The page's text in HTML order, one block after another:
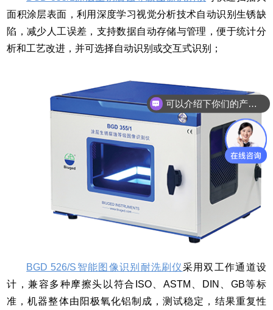
面积涂层表面，利用深度学习视觉分析技术自动识别生锈缺
陷，减少人工误差，支持数据自动存储与管理，便于统计分
析和工艺改进，并可选择自动识别或交互式识别；
BGD 526/S智能图像识别耐洗刷仪采用双工作通道设
计，兼容多种摩擦头以符合ISO、ASTM、DIN、GB等标
准，机器整体由阳极氧化铝制成，测试稳定，结果重复性
可以介绍下你们的产品么？
最近有什么新产品？